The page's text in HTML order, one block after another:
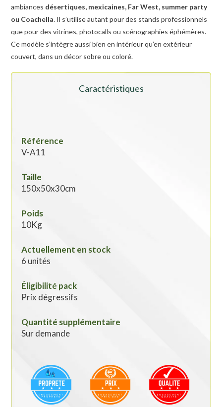
ambiances désertiques, mexicaines, Far West, summer party
ou Coachella. Il s’utilise autant pour des stands professionnels
que pour des vitrines, photocalls ou scénographies éphémères.
Ce modèle s’intègre aussi bien en intérieur qu’en extérieur
couvert, dans un décor sobre ou coloré.
Caractéristiques
Référence
V-A11
Taille
150x50x30cm
Poids
10Kg
Actuellement en stock
6 unités
Éligibilité pack
Prix dégressifs
Quantité supplémentaire
Sur demande